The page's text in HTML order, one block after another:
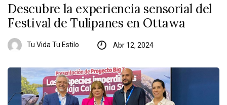
Descubre la experiencia sensorial del
Festival de Tulipanes en Ottawa
Tu Vida Tu Estilo Abr 12, 2024